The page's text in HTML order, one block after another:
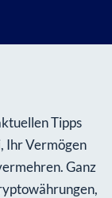
Tipps
Ihr Vermögen
Ganz